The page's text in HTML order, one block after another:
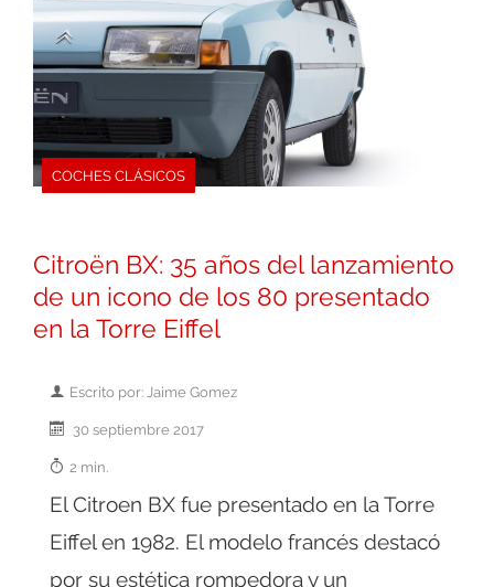
COCHES CLÁSICOS
Citroën BX: 35 años del lanzamiento
de un icono de los 80 presentado
en la Torre Eiffel
Escrito por: Jaime Gomez
30 septiembre 2017
2 min.
El Citroen BX fue presentado en la Torre
Eiffel en 1982. El modelo francés destacó
por su estética rompedora y un